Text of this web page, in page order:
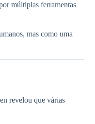
múltiplas ferramentas
mas como uma
revelou que várias